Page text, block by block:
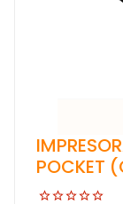
POCKET